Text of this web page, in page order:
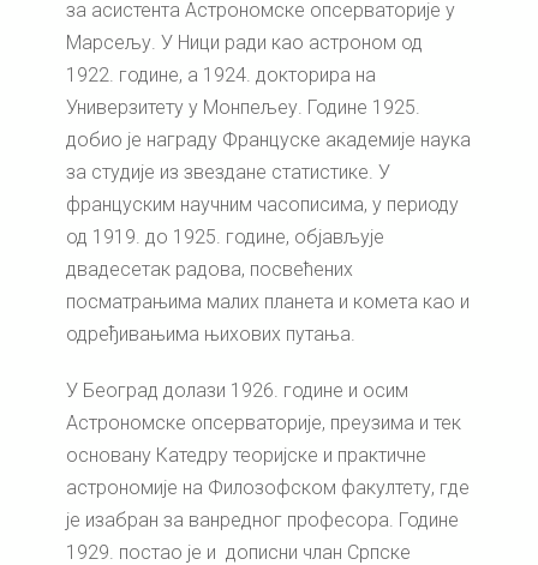
за асистента Астрономске опсерваторије у
Марсељу. У Ници ради као астроном од
1922. године, а 1924. докторира на
Универзитету у Монпељеу. Године 1925.
добио је награду Француске академије наука
за студије из звездане статистике. У
француским научним часописима, у периоду
од 1919. до 1925. године, објављује
двадесетак радова, посвећених
посматрањима малих планета и комета као и
одређивањима њихових путања.
У Београд долази 1926. године и осим
Астрономске опсерваторије, преузима и тек
основану Катедру теоријске и практичне
астрономије на Филозофском факултету, где
је изабран за ванредног професора. Године
1929. постао је и дописни члан Српске